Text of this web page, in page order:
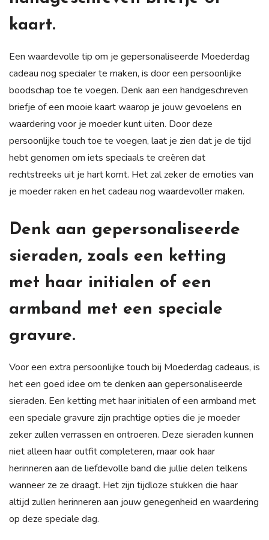
kaart.
Een waardevolle tip om je gepersonaliseerde Moederdag
cadeau nog specialer te maken, is door een persoonlijke
boodschap toe te voegen. Denk aan een handgeschreven
briefje of een mooie kaart waarop je jouw gevoelens en
waardering voor je moeder kunt uiten. Door deze
persoonlijke touch toe te voegen, laat je zien dat je de tijd
hebt genomen om iets speciaals te creëren dat
rechtstreeks uit je hart komt. Het zal zeker de emoties van
je moeder raken en het cadeau nog waardevoller maken.
Denk aan gepersonaliseerde
sieraden, zoals een ketting
met haar initialen of een
armband met een speciale
gravure.
Voor een extra persoonlijke touch bij Moederdag cadeaus, is
het een goed idee om te denken aan gepersonaliseerde
sieraden. Een ketting met haar initialen of een armband met
een speciale gravure zijn prachtige opties die je moeder
zeker zullen verrassen en ontroeren. Deze sieraden kunnen
niet alleen haar outfit completeren, maar ook haar
herinneren aan de liefdevolle band die jullie delen telkens
wanneer ze ze draagt. Het zijn tijdloze stukken die haar
altijd zullen herinneren aan jouw genegenheid en waardering
op deze speciale dag.